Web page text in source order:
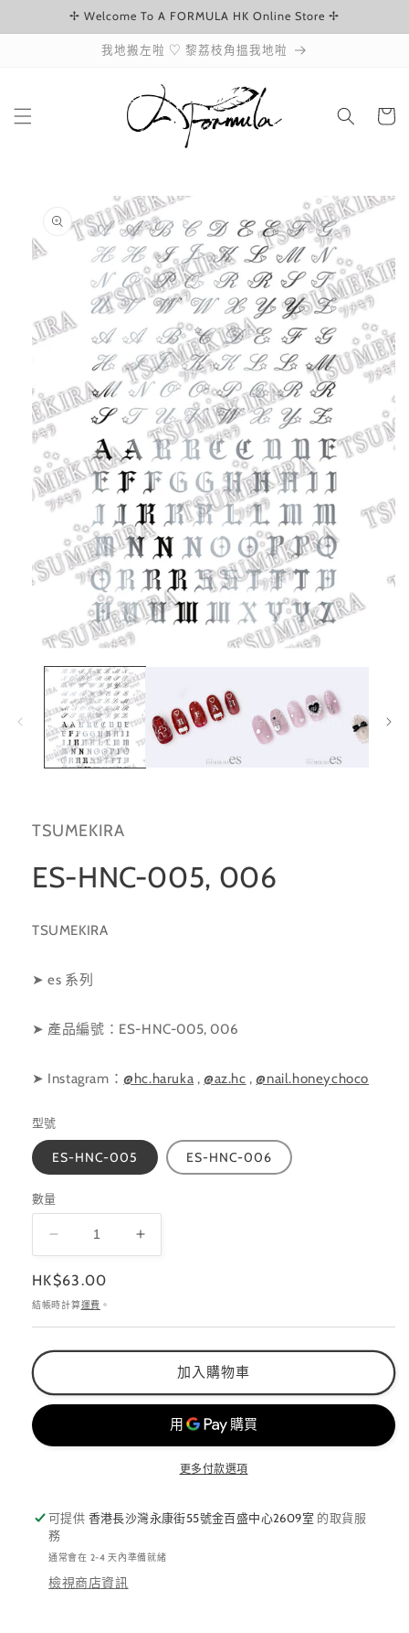
跳至內容✢ Welcome To A FORMULA HK Online Store ✢
我地搬左啦 ♡ 黎荔枝角搵我地啦
物
資訊
案
1
TSUMEKIRA
ES-HNC-005, 006
TSUMEKIRA
➤ es 系列
➤ 產品編號：ES-HNC-005, 006
➤ Instagram：@hc.haruka ,@az.hc ,@nail.honeychoco
型號
ES-HNC-005 ES-HNC-006
數量
HNC-
005,
006
數
量
少
ES-
HNC-
數
量
加
定
價
HK$63.00
結帳時計算運費 。
加入購物車
更多付款選項
可提供 香港長沙灣永康街55號金百盛中心2609室 的取貨服
務
通常會在 2-4 天內準備就緒
檢視商店資訊